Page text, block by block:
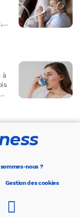
à
nous ?
Gestion des cookies